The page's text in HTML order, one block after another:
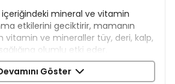
içeriğindeki mineral ve vitamin
etkilerini geciktirir, mamanın
vitamin ve mineraller tüy, deri, kalp,
olumlu etki eder.
Göster